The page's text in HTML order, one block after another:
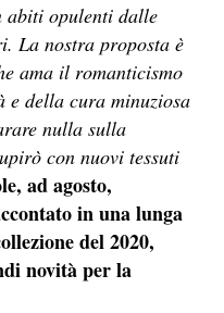
abiti opulenti dalle
La nostra proposta è
ama il romanticismo
della cura minuziosa
nulla sulla
con nuovi tessuti
ad agosto,
in una lunga
del 2020,
novità per la